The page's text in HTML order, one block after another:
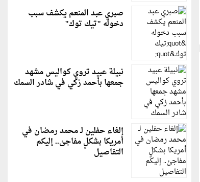
صبري عبد المنعم يكشف سبب
دخوله "تيك توك"
نبيلة عبيد تروي كواليس مشهد
جمعها بأحمد زكي في شادر السمك
إلغاء حفلين لـ محمد رمضان في
أمريكا بشكلٍ مفاجئ.. إليكم
التفاصيل